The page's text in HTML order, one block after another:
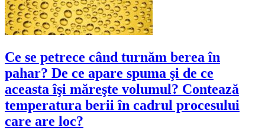
Ce se petrece când turnăm berea în
pahar? De ce apare spuma şi de ce
aceasta îşi măreşte volumul? Contează
temperatura berii în cadrul procesului
care are loc?